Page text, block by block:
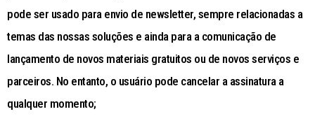
pode ser usado para envio de newsletter, sempre relacionadas a
temas das nossas soluções e ainda para a comunicação de
lançamento de novos materiais gratuitos ou de novos serviços e
parceiros. No entanto, o usuário pode cancelar a assinatura a
qualquer momento;